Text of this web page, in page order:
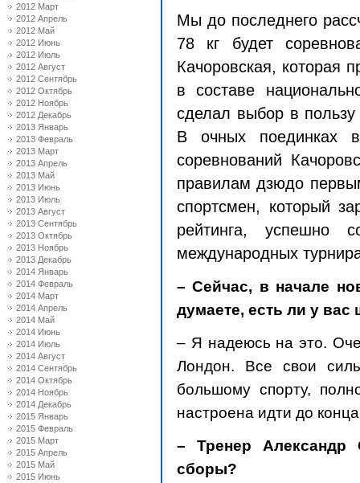
2012 Март
2012 Апрель
2012 Май
2012 Июнь
2012 Июль
2012 Август
2012 Сентябрь
2012 Октябрь
2012 Ноябрь
2012 Декабрь
2013 Январь
2013 Февраль
2013 Март
2013 Апрель
2013 Май
2013 Июнь
2013 Июль
2013 Август
2013 Сентябрь
2013 Октябрь
2013 Ноябрь
2013 Декабрь
2014 Январь
2014 Февраль
2014 Март
2014 Апрель
2014 Май
2014 Июнь
2014 Июль
2014 Август
2014 Сентябрь
2014 Октябрь
2014 Ноябрь
2014 Декабрь
2015 Январь
2015 Февраль
2015 Март
2015 Апрель
2015 Май
2015 Июнь
Мы до последнего
78 кг будет
Качоровская, которая
в составе
сделал выбор в
В очных поединках в
соревнований
правилам дзюдо
спортсмен, который
рейтинга, успешно
международных
– Сейчас, в начале
думаете, есть ли у
– Я надеюсь на это.
Лондон. Все свои
большому спорту,
настроена идти до
– Тренер
сборы?